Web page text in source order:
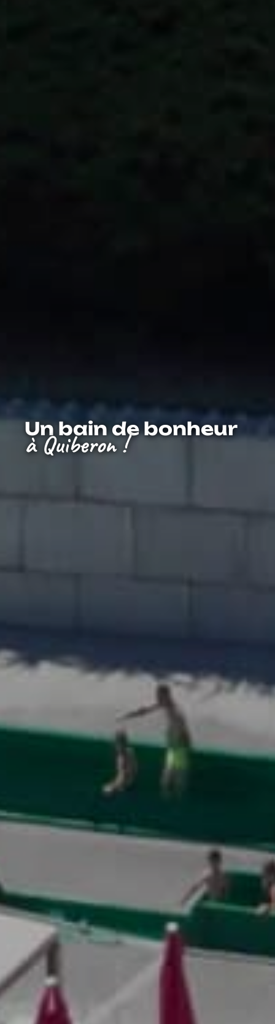
Un bain de bonheur
à Quiberon !